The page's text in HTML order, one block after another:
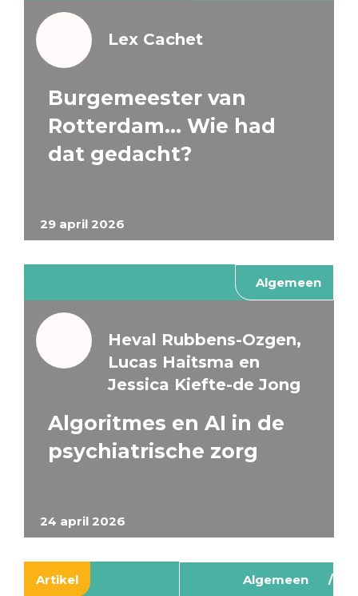
29 april 2026
Lex Cachet
Burgemeester van
Rotterdam… Wie had
dat gedacht?
Algemeen
24 april 2026
Heval Rubbens-Ozgen,
Lucas Haitsma en
Jessica Kiefte-de Jong
Algoritmes en AI in de
psychiatrische zorg
Artikel Algemeen